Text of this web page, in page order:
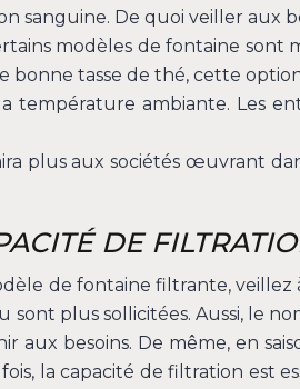
sanguine. De quoi veiller aux
modèles de fontaine
tasse de thé, cette
température ambiante. Les
plus aux sociétés œuvrant
DE
de fontaine filtrante, veillez
sont plus sollicitées. Aussi, le
aux besoins. De même, en
la capacité de filtration est